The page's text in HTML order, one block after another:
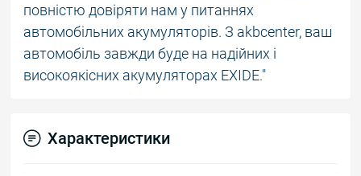
повністю довіряти нам у питаннях
автомобільних акумуляторів. З akbcenter, ваш
автомобіль завжди буде на надійних і
високоякісних акумуляторах EXIDE."
Характеристики